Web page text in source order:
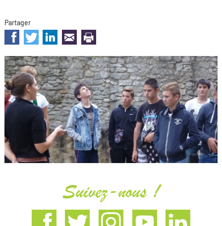
Partager
sur les réseaux sociaux
Suivez-nous !